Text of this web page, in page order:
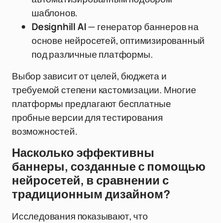
шаблонов.
Designhill AI— генератор баннеров на
основе нейросетей, оптимизированный
под различные платформы.
Выбор зависит от целей, бюджета и
требуемой степени кастомизации. Многие
платформы предлагают бесплатные
пробные версии для тестирования
возможностей.
Насколько эффективны
баннеры, созданные с помощью
нейросетей, в сравнении с
традиционным дизайном?
Исследования показывают, что